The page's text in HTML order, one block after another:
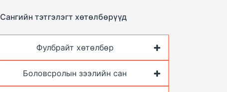
Сангийн тэтгэлэгт хөтөлбөрүүд
Фулбрайт хөтөлбөр
Боловсролын зээлийн сан